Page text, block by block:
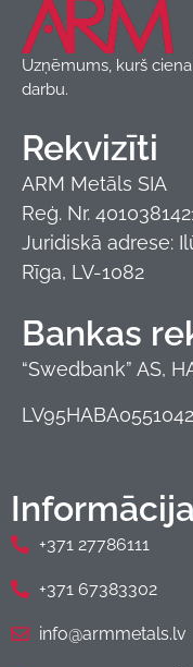
Uzņēmums, kurš
darbu.
Rekvizīti
ARM Metāls SIA
Reģ. Nr.
Juridiskā adrese:
Rīga, LV-1082
Bankas
“Swedbank” AS,
Informācija
+371 27786111
+371 67383302
info@armmetals.lv